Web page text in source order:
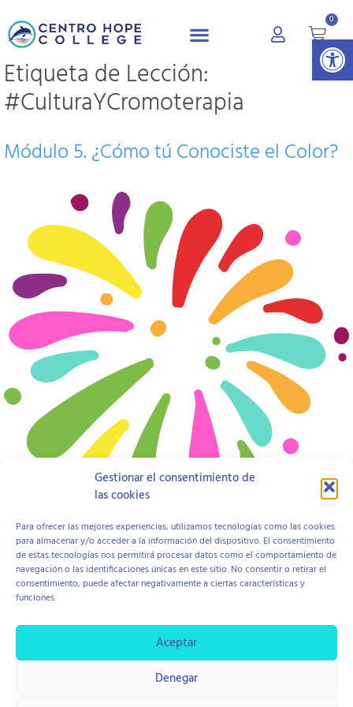
Abrir
Gestionar el consentimiento de
las cookies
Para ofrecer las mejores experiencias, utilizamos tecnologías como las cookies
para almacenar y/o acceder a la información del dispositivo. El consentimiento
de estas tecnologías nos permitirá procesar datos como el comportamiento de
navegación o las identificaciones únicas en este sitio. No consentir o retirar el
consentimiento, puede afectar negativamente a ciertas características y
funciones.
Aceptar
Denegar
0
Etiqueta de Lección:
#CulturaYCromoterapia
Módulo 5. ¿Cómo tú Conociste el Color?
Open to access this content
Contratación y Devolución